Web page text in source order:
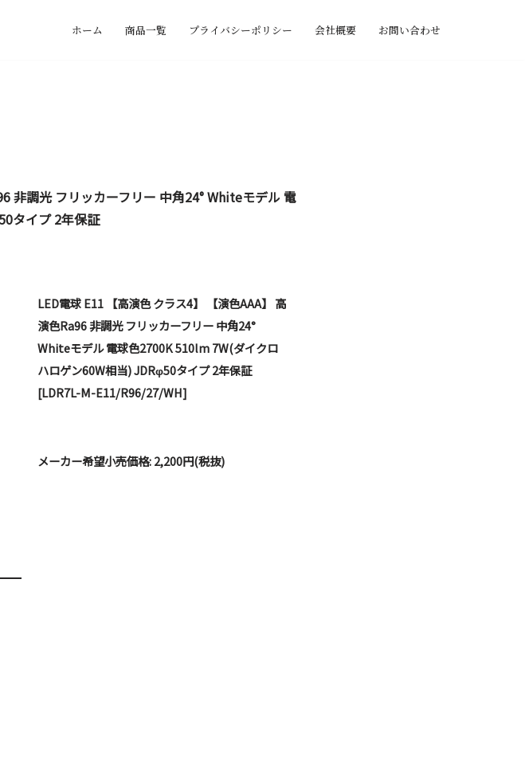
ホーム 商品一覧 プライバシーポリシー 会社概要 お問い合わせ
非調光 フリッカーフリー 中角24° Whiteモデル 電
タイプ 2年保証
LED電球 E11 【高演色 クラス4】 【演色AAA】 高
演色Ra96 非調光 フリッカーフリー 中角24°
Whiteモデル 電球色2700K 510lm 7W(ダイクロ
ハロゲン60W相当) JDRφ50タイプ 2年保証
[LDR7L-M-E11/R96/27/WH]
メーカー希望小売価格: 2,200円(税抜)